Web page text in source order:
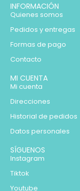
INFORMACIÓN
Quienes somos
Pedidos y entregas
Formas de pago
Contacto
MI CUENTA
Mi cuenta
Direcciones
Historial de pedidos
Datos personales
SÍGUENOS
Instagram
Tiktok
Youtube